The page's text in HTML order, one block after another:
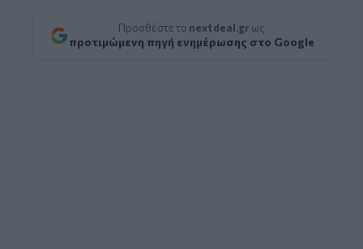
Προσθέστε το nextdeal.gr ως
προτιμώμενη πηγή ενημέρωσης στο Google